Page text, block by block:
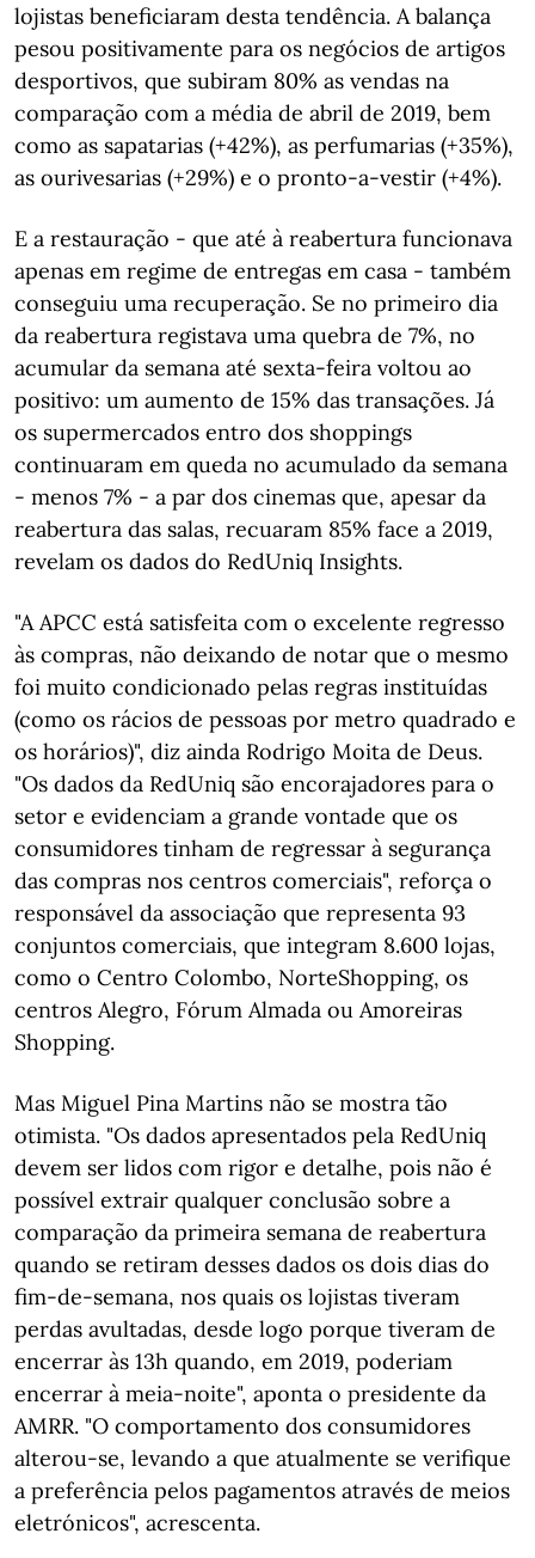
lojistas beneficiaram desta tendência. A balança
pesou positivamente para os negócios de artigos
desportivos, que subiram 80% as vendas na
comparação com a média de abril de 2019, bem
como as sapatarias (+42%), as perfumarias (+35%),
as ourivesarias (+29%) e o pronto-a-vestir (+4%).
E a restauração - que até à reabertura funcionava
apenas em regime de entregas em casa - também
conseguiu uma recuperação. Se no primeiro dia
da reabertura registava uma quebra de 7%, no
acumular da semana até sexta-feira voltou ao
positivo: um aumento de 15% das transações. Já
os supermercados entro dos shoppings
continuaram em queda no acumulado da semana
- menos 7% - a par dos cinemas que, apesar da
reabertura das salas, recuaram 85% face a 2019,
revelam os dados do RedUniq Insights.
"A APCC está satisfeita com o excelente regresso
às compras, não deixando de notar que o mesmo
foi muito condicionado pelas regras instituídas
(como os rácios de pessoas por metro quadrado e
os horários)", diz ainda Rodrigo Moita de Deus.
"Os dados da RedUniq são encorajadores para o
setor e evidenciam a grande vontade que os
consumidores tinham de regressar à segurança
das compras nos centros comerciais", reforça o
responsável da associação que representa 93
conjuntos comerciais, que integram 8.600 lojas,
como o Centro Colombo, NorteShopping, os
centros Alegro, Fórum Almada ou Amoreiras
Shopping.
Mas Miguel Pina Martins não se mostra tão
otimista. "Os dados apresentados pela RedUniq
devem ser lidos com rigor e detalhe, pois não é
possível extrair qualquer conclusão sobre a
comparação da primeira semana de reabertura
quando se retiram desses dados os dois dias do
fim-de-semana, nos quais os lojistas tiveram
perdas avultadas, desde logo porque tiveram de
encerrar às 13h quando, em 2019, poderiam
encerrar à meia-noite", aponta o presidente da
AMRR. "O comportamento dos consumidores
alterou-se, levando a que atualmente se verifique
a preferência pelos pagamentos através de meios
eletrónicos", acrescenta.